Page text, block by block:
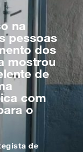
na
pessoas
dos
mostrou
de
com
o
de